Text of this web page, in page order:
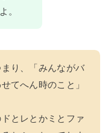
。
り、「みんながバ
てへん時のこと」
とレとかミとファ